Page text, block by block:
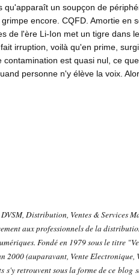
qu'apparaît un soupçon de
encore. CQFD. Amortie en
de l'ère Li-Ion met un tigre dans
irruption, voilà qu'en prime,
contamination est quasi nul, ce
personne n'y élève la voix.
Distribution, Ventes & Services
aux professionnels de la
Fondé en 1979 sous le titre
2000 (auparavant, Vente Electronique,
s'y retrouvent sous la forme de ce blog